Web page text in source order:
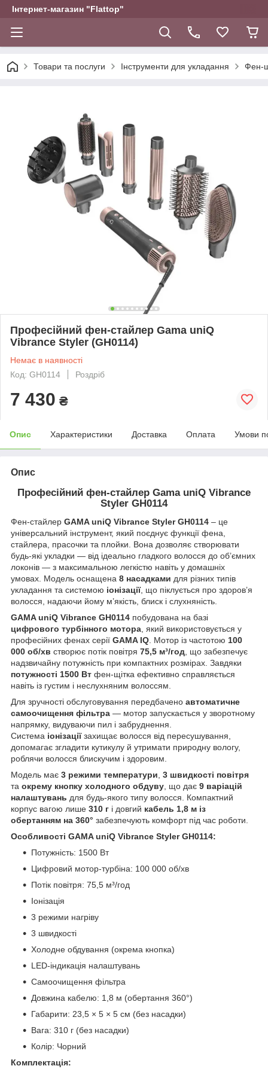
Інтернет-магазин "Flattop"
Товари та послуги Інструменти для укладання Фен-
Професійний фен-стайлер Gama uniQ
Vibrance Styler (GH0114)
Немає в наявності
Код: GH0114
Роздріб
7 430 ₴
Опис Характеристики Доставка Оплата Умови
Опис
Професійний фен-стайлер Gama uniQ Vibrance
Styler GH0114
Фен-стайлер GAMA uniQ Vibrance Styler GH0114 – це
універсальний інструмент, який поєднує функції фена,
стайлера, прасочки та плойки. Вона дозволяє створювати
будь-які укладки — від ідеально гладкого волосся до об’ємних
локонів — з максимальною легкістю навіть у домашніх
умовах. Модель оснащена 8 насадками для різних типів
укладання та системою іонізації, що піклується про здоров’я
волосся, надаючи йому м’якість, блиск і слухняність.
GAMA uniQ Vibrance GH0114 побудована на базі
цифрового турбінного мотора , який використовується у
професійних фенаx серії GAMA IQ . Мотор із частотою 100
000 об/хв створює потік повітря 75,5 м³/год , що забезпечує
надзвичайну потужність при компактних розмірах. Завдяки
потужності 1500 Вт фен-щітка ефективно справляється
навіть із густим і неслухняним волоссям.
Для зручності обслуговування передбачено автоматичне
самоочищення фільтра — мотор запускається у зворотному
напрямку, видуваючи пил і забруднення.
Система іонізаціїзахищає волосся від пересушування,
допомагає згладити кутикулу й утримати природну вологу,
роблячи волосся блискучим і здоровим.
Модель має 3 режими температури 3 швидкості повітря
та окрему кнопку холодного обдуву , що дає 9 варіацій
налаштувань для будь-якого типу волосся. Компактний
корпус вагою лише 310 г і довгий кабель 1,8 м із
обертанням на 360° забезпечують комфорт під час роботи.
Особливості GAMA uniQ Vibrance Styler GH0114:
Потужність: 1500 Вт
Цифровий мотор-турбіна: 100 000 об/хв
Потік повітря: 75,5 м³/год
Іонізація
3 режими нагріву
3 швидкості
Холодне обдування (окрема кнопка)
LED-індикація налаштувань
Самоочищення фільтра
Довжина кабелю: 1,8 м (обертання 360°)
Габарити: 23,5 × 5 × 5 см (без насадки)
Вага: 310 г (без насадки)
Колір: Чорний
Комплектація: